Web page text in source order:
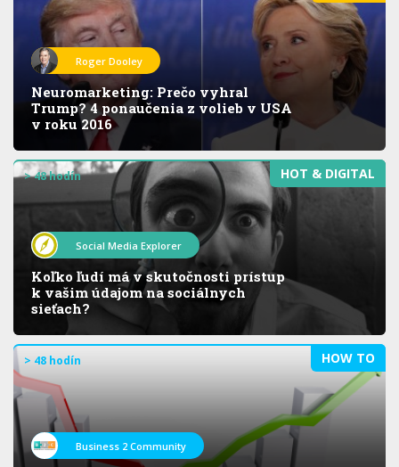
Roger Dooley
Neuromarketing: Prečo vyhral
Trump? 4 ponaučenia z volieb v USA
v roku 2016
HOT & DIGITAL
> 48 hodín
Social Media Explorer
Koľko ľudí má v skutočnosti prístup
k vašim údajom na sociálnych
sieťach?
HOW TO
> 48 hodín
Business 2 Community